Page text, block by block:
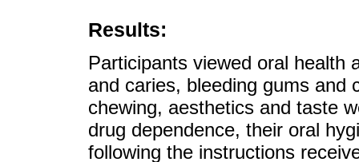
Results:
Participants viewed oral health
and caries, bleeding gums and
chewing, aesthetics and taste
drug dependence, their oral
following the instructions